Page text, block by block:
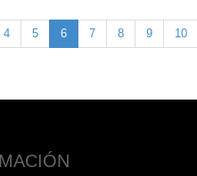
4 5 6 7 8 9 10